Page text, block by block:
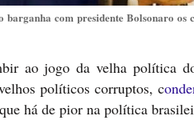
com presidente Bolsonaro os
ao jogo da velha política
políticos corruptos, c
há de pior na política